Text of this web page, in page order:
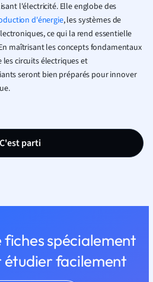
l'électricité. Elle englobe des
d'énergie, les systèmes de
ce qui la rend essentielle
maîtrisant les concepts fondamentaux
circuits électriques et
seront bien préparés pour innover
C'est parti
fiches spécialement
étudier facilement